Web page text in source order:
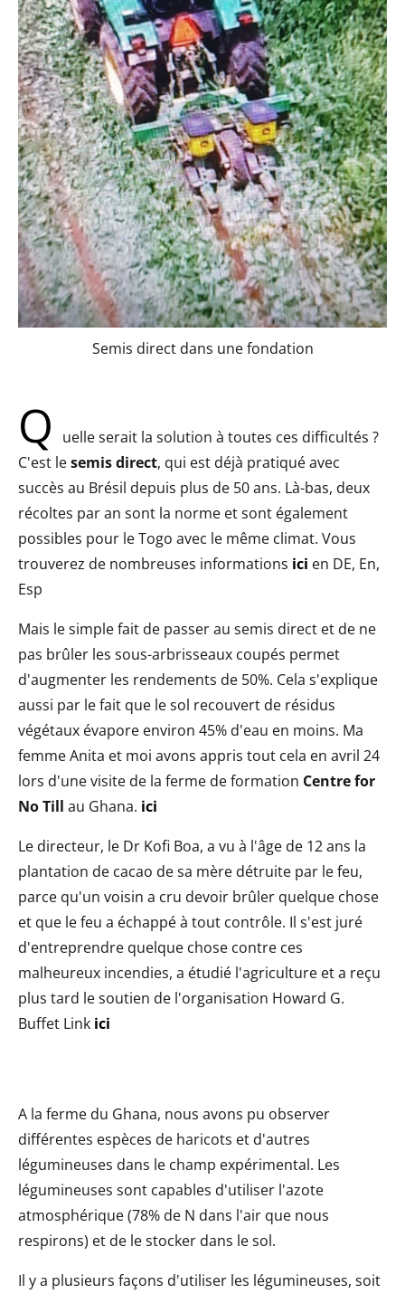
Semis direct dans une fondation
Q
uelle serait la solution à toutes ces difficultés ?
C'est lesemis direct, qui est déjà pratiqué avec
succès au Brésil depuis plus de 50 ans. Là-bas, deux
récoltes par an sont la norme et sont également
possibles pour le Togo avec le même climat. Vous
trouverez de nombreuses informations ici en DE, En,
Esp
Mais le simple fait de passer au semis direct et de ne
pas brûler les sous-arbrisseaux coupés permet
d'augmenter les rendements de 50%. Cela s'explique
aussi par le fait que le sol recouvert de résidus
végétaux évapore environ 45% d'eau en moins. Ma
femme Anita et moi avons appris tout cela en avril 24
lors d'une visite de la ferme de formation Centre for
No Till au Ghana. ici
Le directeur, le Dr Kofi Boa, a vu à l'âge de 12 ans la
plantation de cacao de sa mère détruite par le feu,
parce qu'un voisin a cru devoir brûler quelque chose
et que le feu a échappé à tout contrôle. Il s'est juré
d'entreprendre quelque chose contre ces
malheureux incendies, a étudié l'agriculture et a reçu
plus tard le soutien de l'organisation Howard G.
Buffet Link ici
A la ferme du Ghana, nous avons pu observer
différentes espèces de haricots et d'autres
légumineuses dans le champ expérimental. Les
légumineuses sont capables d'utiliser l'azote
atmosphérique (78% de N dans l'air que nous
respirons) et de le stocker dans le sol.
Il y a plusieurs façons d'utiliser les légumineuses, soit